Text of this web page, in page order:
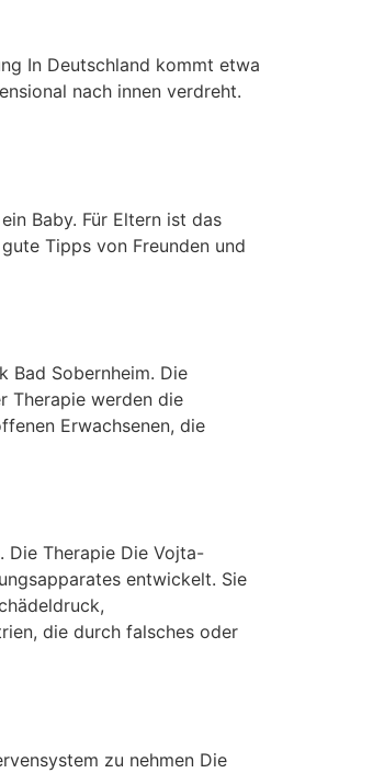
In Deutschland kommt etwa
nach innen verdreht.
Baby. Für Eltern ist das
Tipps von Freunden und
Bad Sobernheim. Die
Therapie werden die
Erwachsenen, die
Die Therapie Die Vojta-
entwickelt. Sie
die durch falsches oder
zu nehmen Die